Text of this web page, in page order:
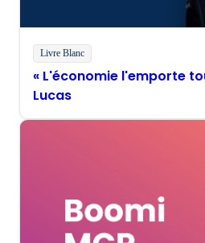
Livre Blanc
« L'économie l'emporte
Lucas